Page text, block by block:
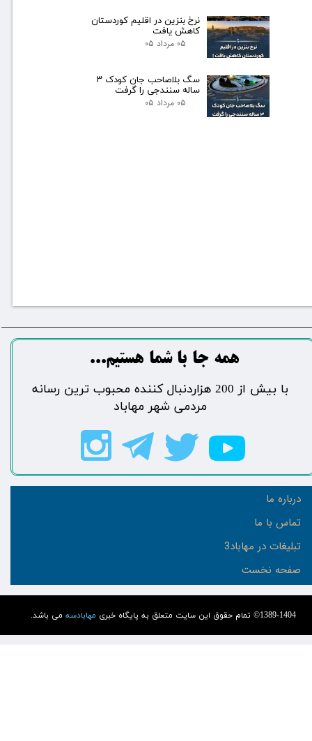
نرخ بنزین در اقلیم کوردستان
کاهش یافت
۰۵ مرداد ۰۵
سگ بلاصاحب جان کودک ۳
ساله سنندجی را گرفت
۰۵ مرداد ۰۵
1389-1404© تمام حقوق این سایت متعلق به پایگاه خبری مهابادسه می باشد.
درباره ما
تماس با ما
تبلیغات در مهاباد3
صفحه نخست
​​​همه جا با شما هستیم...​​​​​​​​​​​​​​
​با بیش از 200 هزاردنبال کننده محبوب ترین رسانه
مردمی شهر مهاباد​​​​​​​​​​​​​​